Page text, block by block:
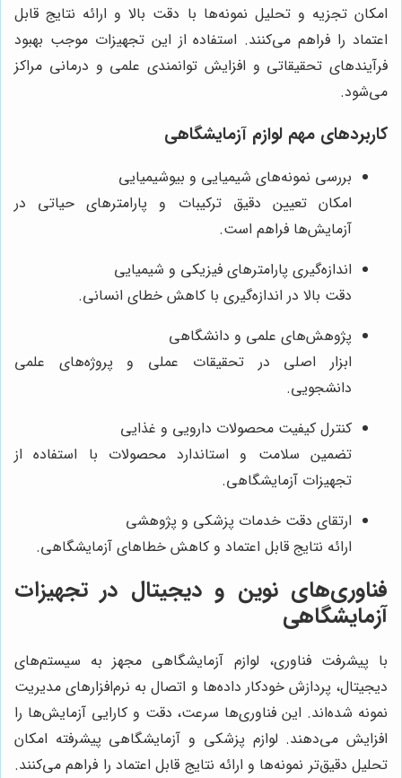
امکان تجزیه و تحلیل نمونه‌ها با دقت بالا و ارائه نتایج قابل
اعتماد را فراهم می‌کنند. استفاده از این تجهیزات موجب بهبود
فرآیندهای تحقیقاتی و افزایش توانمندی علمی و درمانی مراکز
می‌شود.
کاربردهای مهم لوازم آزمایشگاهی
بررسی نمونه‌های شیمیایی و بیوشیمیایی
امکان تعیین دقیق ترکیبات و پارامترهای حیاتی در
آزمایش‌ها فراهم است.
اندازه‌گیری پارامترهای فیزیکی و شیمیایی
دقت بالا در اندازه‌گیری با کاهش خطای انسانی.
پژوهش‌های علمی و دانشگاهی
ابزار اصلی در تحقیقات عملی و پروژه‌های علمی
دانشجویی.
کنترل کیفیت محصولات دارویی و غذایی
تضمین سلامت و استاندارد محصولات با استفاده از
تجهیزات آزمایشگاهی.
ارتقای دقت خدمات پزشکی و پژوهشی
ارائه نتایج قابل اعتماد و کاهش خطاهای آزمایشگاهی.
فناوری‌های نوین و دیجیتال در تجهیزات
آزمایشگاهی
با پیشرفت فناوری، لوازم آزمایشگاهی مجهز به سیستم‌های
دیجیتال، پردازش خودکار داده‌ها و اتصال به نرم‌افزارهای مدیریت
نمونه شده‌اند. این فناوری‌ها سرعت، دقت و کارایی آزمایش‌ها را
افزایش می‌دهند. لوازم پزشکی و آزمایشگاهی پیشرفته امکان
تحلیل دقیق‌تر نمونه‌ها و ارائه نتایج قابل اعتماد را فراهم می‌کنند.